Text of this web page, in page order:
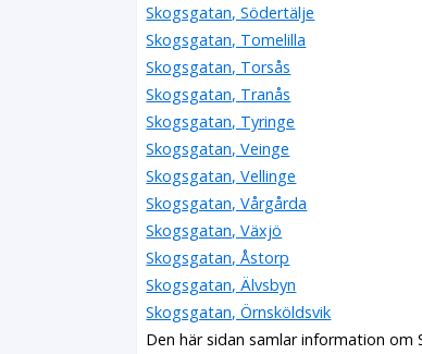
Skogsgatan, Södertälje
Skogsgatan, Tomelilla
Skogsgatan, Torsås
Skogsgatan, Tranås
Skogsgatan, Tyringe
Skogsgatan, Veinge
Skogsgatan, Vellinge
Skogsgatan, Vårgårda
Skogsgatan, Växjö
Skogsgatan, Åstorp
Skogsgatan, Älvsbyn
Skogsgatan, Örnsköldsvik
Den här sidan samlar information om